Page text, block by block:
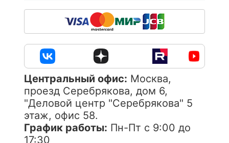
Центральный офис: Москва,
проезд Серебрякова, дом 6,
"Деловой центр "Серебрякова" 5
этаж, офис 58.
График работы: Пн-Пт с 9:00 до
17:30